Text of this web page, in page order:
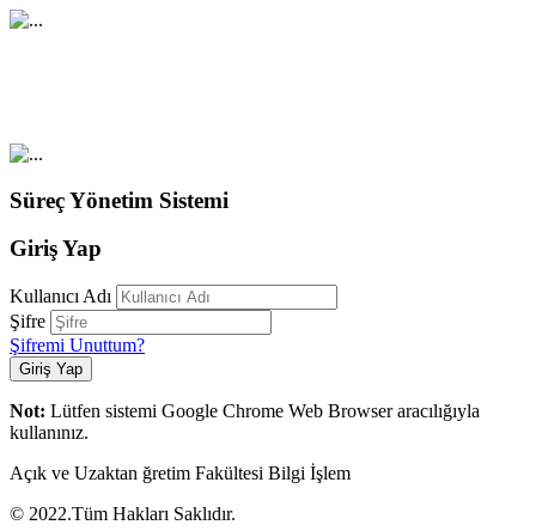
Süreç Yönetim Sistemi
Giriş Yap
Kullanıcı Adı
Şifre
Şifremi Unuttum?
Giriş Yap
Not: Lütfen sistemi Google Chrome Web Browser aracılığıyla
kullanınız.
Açık ve Uzaktan ğretim Fakültesi Bilgi İşlem
© 2022.Tüm Hakları Saklıdır.